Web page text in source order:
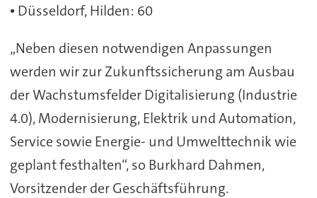
• Düsseldorf, Hilden: 60
„Neben diesen notwendigen Anpassungen
werden wir zur Zukunftssicherung am Ausbau
der Wachstumsfelder Digitalisierung (Industrie
4.0), Modernisierung, Elektrik und Automation,
Service sowie Energie- und Umwelttechnik wie
geplant festhalten“, so Burkhard Dahmen,
Vorsitzender der Geschäftsführung.